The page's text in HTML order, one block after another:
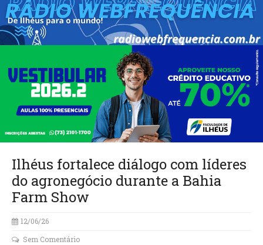
Ilhéus fortalece diálogo com líderes
do agronegócio durante a Bahia
Farm Show
12/06/26
Sem Comentário